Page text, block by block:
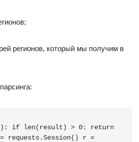
регионов, который мы получим в
if len(result) > 0: return
requests.Session() r =